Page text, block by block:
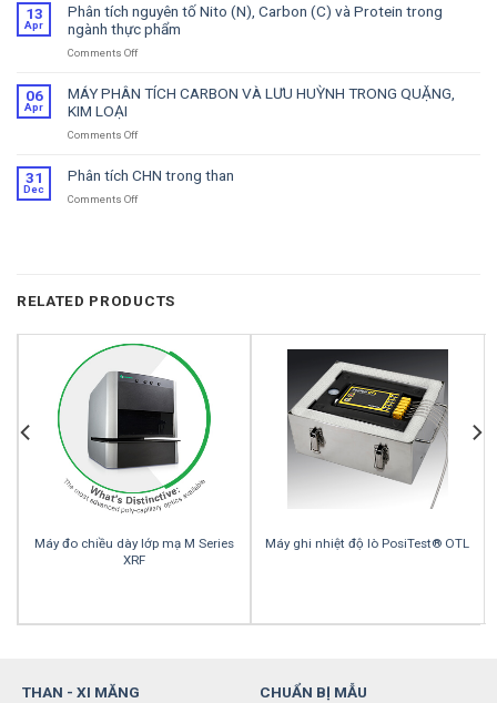
Sửa
Chữa
Carbon
13
Apr
Phân tích nguyên tố Nito (N), Carbon (C) và Protein trong
ngành thực phẩm
Comments Offon
tích
nguyên
Nito
Carbon
06
Apr
MÁY PHÂN TÍCH CARBON VÀ LƯU HUỲNH TRONG QUẶNG,
KIM LOẠI
Comments Offon
TÍCH
KIM
31
Dec
Phân tích CHN trong than
Comments Offon
RELATED PRODUCTS
Máy đo chiều dày lớp mạ M Series
XRF
Máy ghi nhiệt độ lò PosiTest® OTL
THAN - XI MĂNG CHUẨN BỊ MẪU